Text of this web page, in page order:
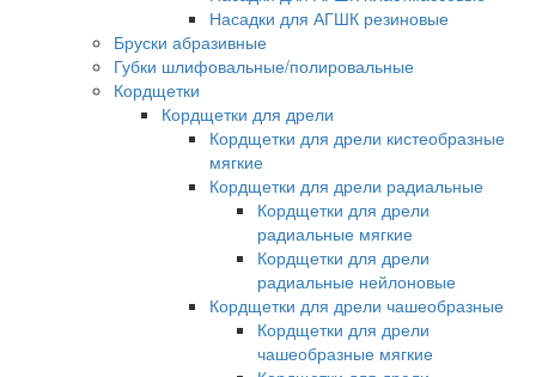
Насадки для АГШК резиновые
Бруски абразивные
Губки шлифовальные/полировальные
Кордщетки
Кордщетки для дрели
Кордщетки для дрели кистеобразные
мягкие
Кордщетки для дрели радиальные
Кордщетки для дрели
радиальные мягкие
Кордщетки для дрели
радиальные нейлоновые
Кордщетки для дрели чашеобразные
Кордщетки для дрели
чашеобразные мягкие